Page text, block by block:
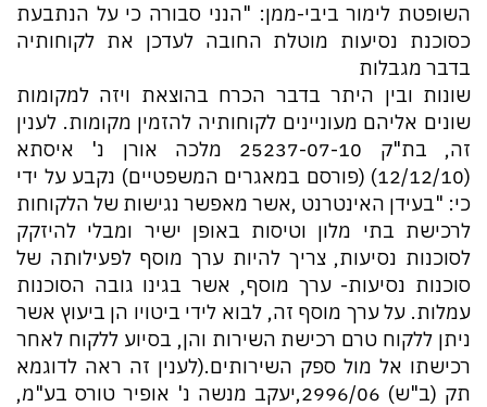
השופטת לימור ביבי-ממן: "הנני סבורה כי על הנתבעת
כסוכנת נסיעות מוטלת החובה לעדכן את לקוחותיה
בדבר מגבלות
שונות ובין היתר בדבר הכרח בהוצאת ויזה למקומות
שונים אליהם מעוניינים לקוחותיה להזמין מקומות. לענין
זה, בת"ק 25237-07-10 מלכה אורן נ' איסתא
(12/12/10) (פורסם במאגרים המשפטיים) נקבע על ידי
כי: "בעידן האינטרנט ,אשר מאפשר נגישות של הלקוחות
לרכישת בתי מלון וטיסות באופן ישיר ומבלי להיזקק
לסוכנות נסיעות, צריך להיות ערך מוסף לפעילותה של
סוכנות נסיעות- ערך מוסף, אשר בגינו גובה הסוכנות
עמלות. על ערך מוסף זה, לבוא לידי ביטויו הן ביעוץ אשר
ניתן ללקוח טרם רכישת השירות והן, בסיוע ללקוח לאחר
רכישתו אל מול ספק השירותים.(לענין זה ראה לדוגמא
תק (ב"ש) 2996/06,יעקב מנשה נ' אופיר טורס בע"מ,